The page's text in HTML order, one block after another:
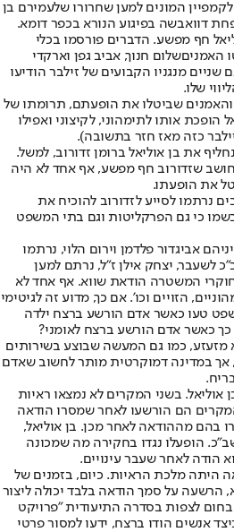
המונים למען שחרורו שלעמירם בן
דוואבשה בפיגוע הנורא בכפר דומא.
חף מפשע. הדברים פורסמו בכלי
האמניםשלום חנוך, אביב גפן וארקדי
מנגניו הקבועים של זילבר הודיעו
שלו.
שביטלו את הופעתם, תרומתו של
הופכת אותו לתימהוני, לקיצוני ואפילו
כזה מאז חזר בתשובה).
את בן אוליאל ברומן זדורוב, למשל.
שזדורוב חף מפשע, אף אחד לא היה
את הופעתו.
נרתמו לסייע לזדורוב להוכיח את
כי גם הפרקליטות וגם בתי המשפט
אביגדור פלדמן וירום הלוי, נרתמו
לשעבר, יצחק אילן ז"ל, נרתם למען
המשטרה הודאת שווא. אף אחד לא
הזויים וכו'. אם כך, מדוע זה לגיטימי
טעו כאשר אדם הורשע ברצח ילדה
כך כאשר אדם הורשע ברצח לאומני?
כמו גם המעשה שבוצע בשירותים
אך במדינה דמוקרטית מותר לחשוב שאדם
אוליאל. בשני המקרים לא נמצאו ראיות
הם הורשעו לאחר שמסרו הודאה
בהם מההודאה לאחר מכן. בן אוליאל,
הופעלו נגדו בחקירה מה שמכונה
הודה לאחר שעבר עינויים.
היתה מלכת הראיות. כיום, בזמנים של
הרשעה על סמך הודאה בלבד יכולה ליצור
בחום לצפות בסדרה התיעודית "פרויקט
אנשים הודו ברצח, ידעו למסור פרטי